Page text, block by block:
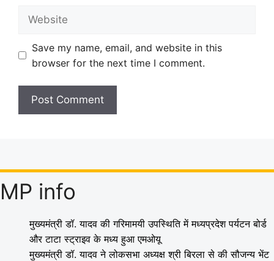
Save my name, email, and website in this
browser for the next time I comment.
MP info
मुख्यमंत्री डॉ. यादव की गरिमामयी उपस्थिति में मध्यप्रदेश पर्यटन बोर्ड
और टाटा स्ट्राइव के मध्य हुआ एमओयू
मुख्यमंत्री डॉ. यादव ने लोकसभा अध्यक्ष श्री बिरला से की सौजन्य भेंट